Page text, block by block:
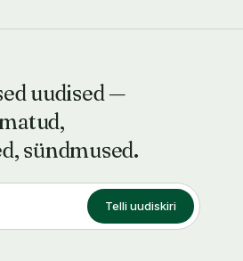
uudised —
sündmused.
Telli uudiskiri